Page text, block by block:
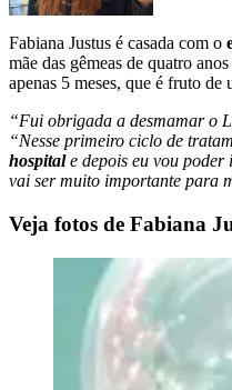
Fabiana Justus é casada com o
mãe das gêmeas de quatro anos
apenas 5 meses, que é fruto de
“Fui obrigada a desmamar o
“Nesse primeiro ciclo de
hospitale depois eu vou poder
vai ser muito importante para
Veja fotos de Fabiana